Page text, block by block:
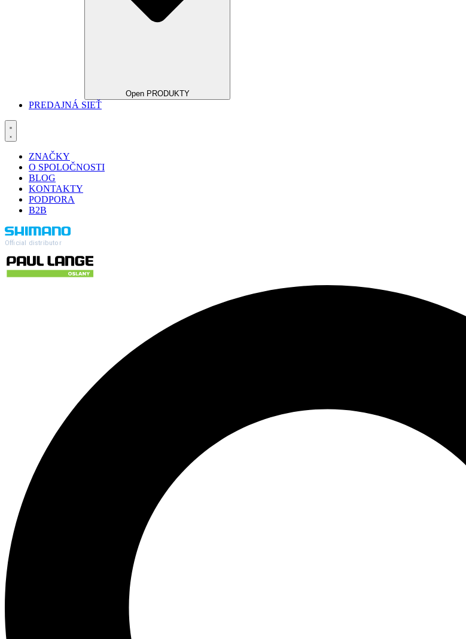
Open PRODUKTY
PREDAJNÁ SIEŤ
ZNAČKY
O SPOLOČNOSTI
BLOG
KONTAKTY
PODPORA
B2B
Official distributor